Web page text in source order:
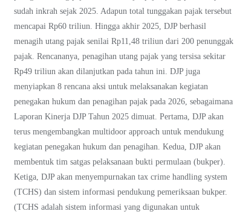
sudah inkrah sejak 2025. Adapun total tunggakan pajak tersebut
mencapai Rp60 triliun. Hingga akhir 2025, DJP berhasil
menagih utang pajak senilai Rp11,48 triliun dari 200 penunggak
pajak. Rencananya, penagihan utang pajak yang tersisa sekitar
Rp49 triliun akan dilanjutkan pada tahun ini. DJP juga
menyiapkan 8 rencana aksi untuk melaksanakan kegiatan
penegakan hukum dan penagihan pajak pada 2026, sebagaimana
Laporan Kinerja DJP Tahun 2025 dimuat. Pertama, DJP akan
terus mengembangkan multidoor approach untuk mendukung
kegiatan penegakan hukum dan penagihan. Kedua, DJP akan
membentuk tim satgas pelaksanaan bukti permulaan (bukper).
Ketiga, DJP akan menyempurnakan tax crime handling system
(TCHS) dan sistem informasi pendukung pemeriksaan bukper.
(TCHS adalah sistem informasi yang digunakan untuk